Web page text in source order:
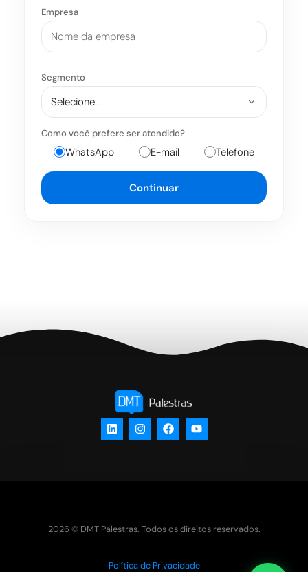
Empresa
Segmento
Como você prefere ser atendido?
WhatsApp E-mail Telefone
Continuar
2026 © DMT Palestras. Todos os direitos reservados.
Política de Privacidade